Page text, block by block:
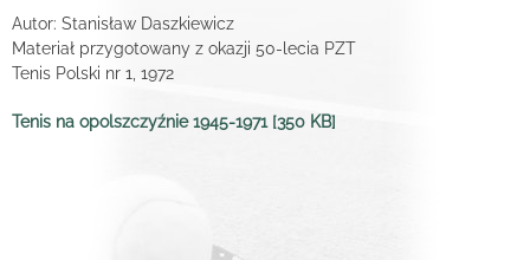
Autor: Stanisław Daszkiewicz
Materiał przygotowany z okazji 50-lecia PZT
Tenis Polski nr 1, 1972
Tenis na opolszczyźnie 1945-1971 [350 KB]